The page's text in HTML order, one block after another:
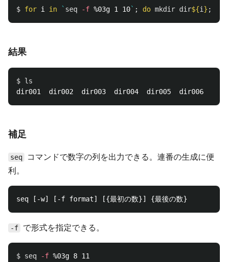
$ for i in ` seq -f %03g 1 10` ; do mkdir dir${i } ;
結果
$
補足
seq
コマンドで数字の列を出力できる。連番の生成に便
利。
-f で形式を指定できる。
$ seq -f %03g 8 11